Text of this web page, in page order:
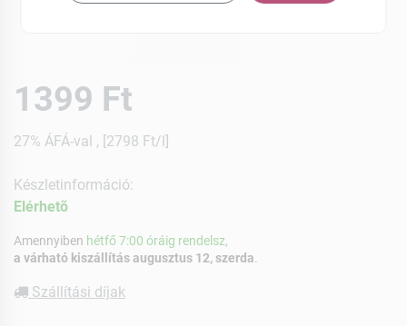
1399 Ft
27% ÁFÁ-val , [2798 Ft/l]
Készletinformáció:
Elérhetõ
Amennyiben hétfő 7:00 óráig rendelsz,
a várható kiszállítás augusztus 12, szerda
Szállítási díjak